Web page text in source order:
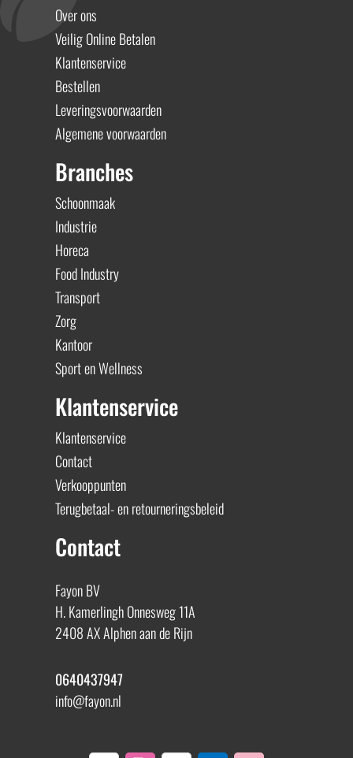
Over ons
Veilig Online Betalen
Klantenservice
Bestellen
Leveringsvoorwaarden
Algemene voorwaarden
Branches
Schoonmaak
Industrie
Horeca
Food Industry
Transport
Zorg
Kantoor
Sport en Wellness
Klantenservice
Klantenservice
Contact
Verkooppunten
Terugbetaal- en retourneringsbeleid
Contact
Fayon BV
H. Kamerlingh Onnesweg 11A
2408 AX Alphen aan de Rijn
0640437947
info@fayon.nl